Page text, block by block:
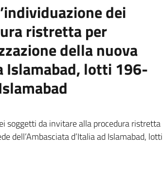
dei
ristretta per
della nuova
Islamabad, lotti 196-
soggetti da invitare alla procedura ristretta
dell’Ambasciata d’Italia ad Islamabad, lotti